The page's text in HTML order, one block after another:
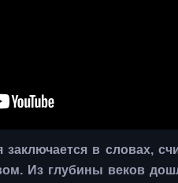
заключается в словах,
Из глубины веков